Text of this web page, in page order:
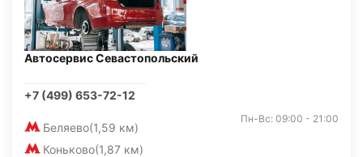
Автосервис Севастопольский
+7 (499) 653-72-12
Беляево(1,59 км)
Коньково(1,87 км)
Пн-Вс: 09:00 - 21:00